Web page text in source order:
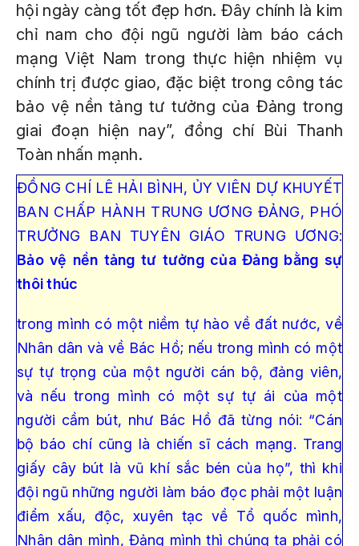
hội ngày càng tốt đẹp hơn. Đây chính là kim
chỉ nam cho đội ngũ người làm báo cách
mạng Việt Nam trong thực hiện nhiệm vụ
chính trị được giao, đặc biệt trong công tác
bảo vệ nền tảng tư tưởng của Đảng trong
giai đoạn hiện nay”, đồng chí Bùi Thanh
Toàn nhấn mạnh.
ĐỒNG CHÍ LÊ HẢI BÌNH, ỦY VIÊN DỰ KHUYẾT
BAN CHẤP HÀNH TRUNG ƯƠNG ĐẢNG, PHÓ
TRƯỞNG BAN TUYÊN GIÁO TRUNG ƯƠNG:
Bảo vệ nền tảng tư tưởng của Đảng bằng sự
thôi thúc
trong mình có một niềm tự hào về đất nước, về
Nhân dân và về Bác Hồ; nếu trong mình có một
sự tự trọng của một người cán bộ, đảng viên,
và nếu trong mình có một sự tự ái của một
người cầm bút, như Bác Hồ đã từng nói: “Cán
bộ báo chí cũng là chiến sĩ cách mạng. Trang
giấy cây bút là vũ khí sắc bén của họ”, thì khi
đội ngũ những người làm báo đọc phải một luận
điểm xấu, độc, xuyên tạc về Tổ quốc mình,
Nhân dân mình, Đảng mình thì chúng ta phải có